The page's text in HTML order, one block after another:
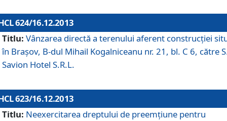
624/16.12.2013
Titlu: Vânzarea directă a terenului aferent construcţiei
în Braşov, B-dul Mihail Kogalniceanu nr. 21, bl. C 6, către
Savion Hotel S.R.L.
623/16.12.2013
Titlu: Neexercitarea dreptului de preemţiune pentru